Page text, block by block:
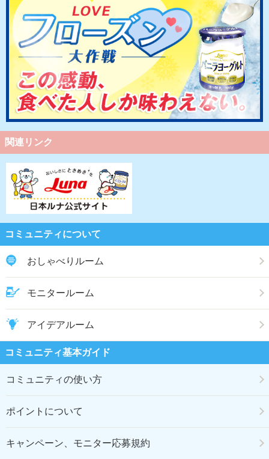
関連リンク
コミュニティについて
おしゃべりルーム
モニタールーム
アイデアルーム
コミュニティ基本ガイド
コミュニティの使い方
ポイントについて
キャンペーン、モニター応募規約